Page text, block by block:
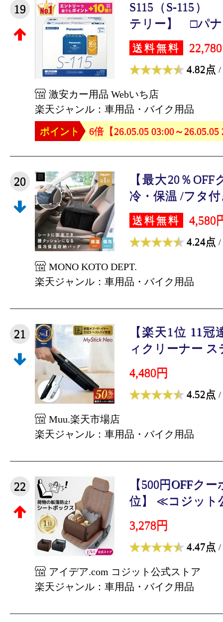
19
S115（S-115）
テリー】 □パナ
送料無料
4.82点 /
激安カー用品 Webいち店
楽天ジャンル：車用品・バイク用品
ポイント
6倍【26.05.05 03:00～26.05.05
20
【最大20％
冷・保温 /フタ
送料無料 4,580
4.24点 /
MONO KOTO DEPT.
楽天ジャンル：車用品・バイク用品
21
【楽天1位 11
ィクリーナー ス
4,480円
4.52点 /
Muu.楽天市場店
楽天ジャンル：車用品・バイク用品
22
【500円OFFク
位】 ≪コジット
3,278円
4.47点 /
アイデア.com コジット公式ストア
楽天ジャンル：車用品・バイク用品